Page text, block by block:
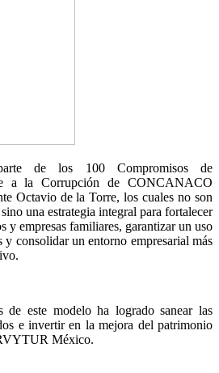
de los 100 Compromisos de
a la Corrupción de CONCANACO
Octavio de la Torre, los cuales no son
una estrategia integral para fortalecer
y empresas familiares, garantizar un uso
y consolidar un entorno empresarial más
de este modelo ha logrado sanear las
e invertir en la mejora del patrimonio
México.